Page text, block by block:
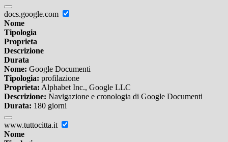
docs.google.com
Nome
Tipologia
Proprieta
Descrizione
Durata
Nome: Google Documenti
Tipologia: profilazione
Proprieta: Alphabet Inc., Google LLC
Descrizione: Navigazione e cronologia di Google Documenti
Durata: 180 giorni
www.tuttocitta.it
Nome